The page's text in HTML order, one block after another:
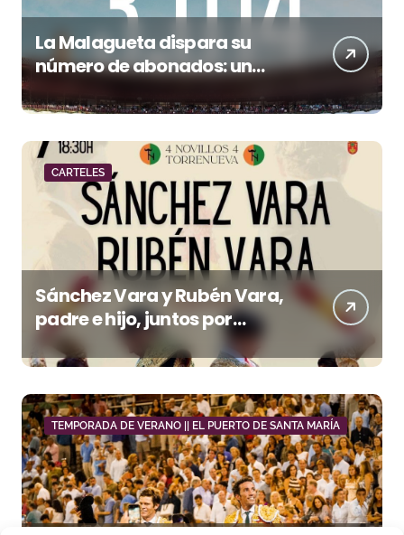
La Malagueta dispara su
número de abonados: un
aniversario
CARTELES
Sánchez Vara y Rubén Vara,
padre e hijo, juntos por
primera vez en su pueblo
TEMPORADA DE VERANO || EL PUERTO DE SANTA MARÍA